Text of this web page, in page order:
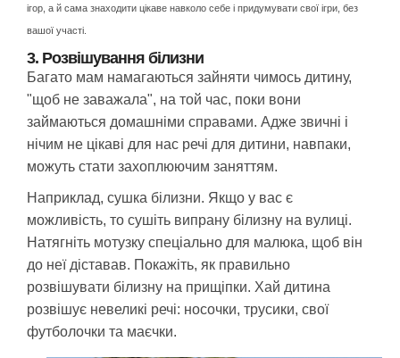
ігор, а й сама знаходити цікаве навколо себе і придумувати свої ігри, без
вашої участі.
3. Розвішування білизни
Багато мам намагаються зайняти чимось дитину,
"щоб не заважала", на той час, поки вони
займаються домашніми справами. Адже звичні і
нічим не цікаві для нас речі для дитини, навпаки,
можуть стати захоплюючим заняттям.
Наприклад, сушка білизни. Якщо у вас є
можливість, то сушіть випрану білизну на вулиці.
Натягніть мотузку спеціально для малюка, щоб він
до неї діставав. Покажіть, як правильно
розвішувати білизну на прищіпки. Хай дитина
розвішує невеликі речі: носочки, трусики, свої
футболочки та маєчки.